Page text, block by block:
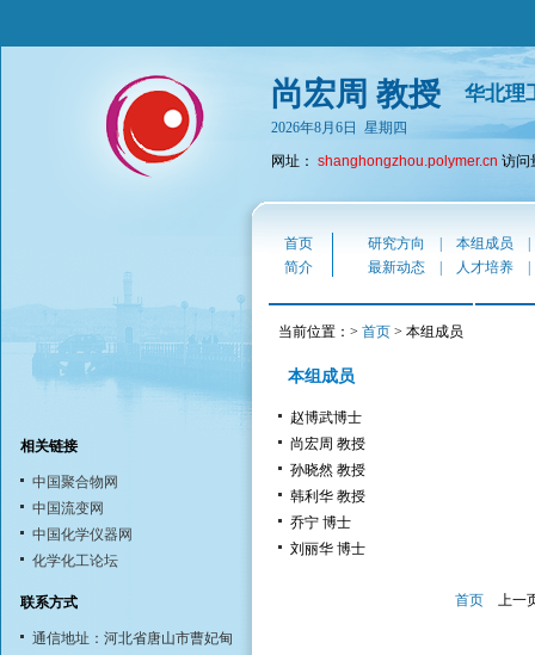
尚宏周 教授 华北理
2026年8月6日 星期四
网址： shanghongzhou.polymer.cn 访问
相关链接
中国聚合物网
中国流变网
中国化学仪器网
化学化工论坛
联系方式
通信地址：河北省唐山市曹妃甸
首页 研究方向 本组成员
简介
最新动态 人才培养
当前位置：> 首页 > 本组成员
本组成员
赵博武博士
尚宏周 教授
孙晓然 教授
韩利华 教授
乔宁 博士
刘丽华 博士
首页 上一